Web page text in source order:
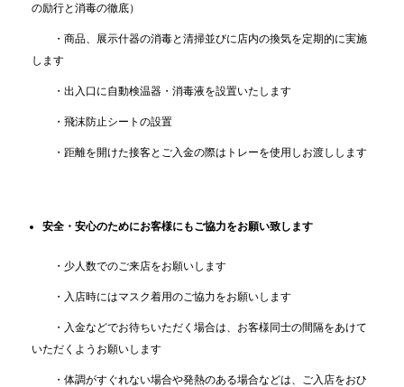
の励行と消毒の徹底）
・商品、展示什器の消毒と清掃並びに店内の換気を定期的に実施
します
・出入口に自動検温器・消毒液を設置いたします
・飛沫防止シートの設置
・距離を開けた接客とご入金の際はトレーを使用しお渡しします
安全・安心のためにお客様にもご協力をお願い致します
・少人数でのご来店をお願いします
・入店時にはマスク着用のご協力をお願いします
・入金などでお待ちいただく場合は、お客様同士の間隔をあけて
いただくようお願いします
・体調がすぐれない場合や発熱のある場合などは、ご入店をおひ